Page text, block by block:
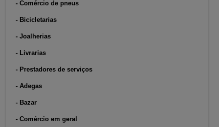
- Comércio de pneus
- Bicicletarias
- Joalherias
- Livrarias
- Prestadores de serviços
- Adegas
- Bazar
- Comércio em geral